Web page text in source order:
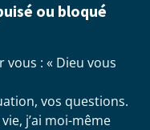
ou bloqué
: « Dieu vous
vos questions.
j’ai moi-même